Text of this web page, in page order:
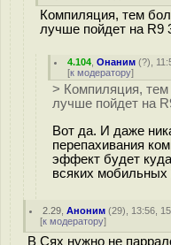
Компиляция, тем
лучше пойдет на R9
4.104 ,Онаним (?),
[к модератору]
> Компиляция, тем
лучше пойдет на
Вот да. И даже
перепахивания
эффект будет
всяких мобильных
2.29 ,Аноним (29), 13:56,
[к модератору]
В Сях нужно не